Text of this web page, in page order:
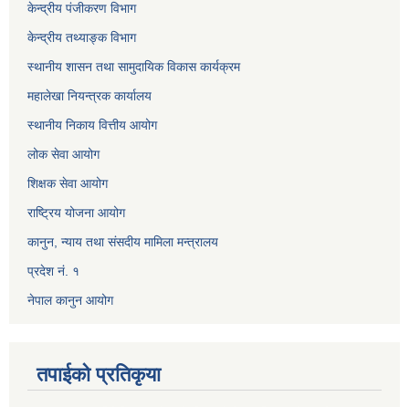
केन्द्रीय पंजीकरण विभाग
केन्द्रीय तथ्याङ्क विभाग
स्थानीय शासन तथा सामुदायिक विकास कार्यक्रम
महालेखा नियन्त्रक कार्यालय
स्थानीय निकाय वित्तीय आयोग
लोक सेवा आयोग
शिक्षक सेवा आयोग
राष्ट्रिय योजना आयोग
कानुन, न्याय तथा संसदीय मामिला मन्त्रालय
प्रदेश नं. १
नेपाल कानुन आयोग
तपाईको प्रतिकृया